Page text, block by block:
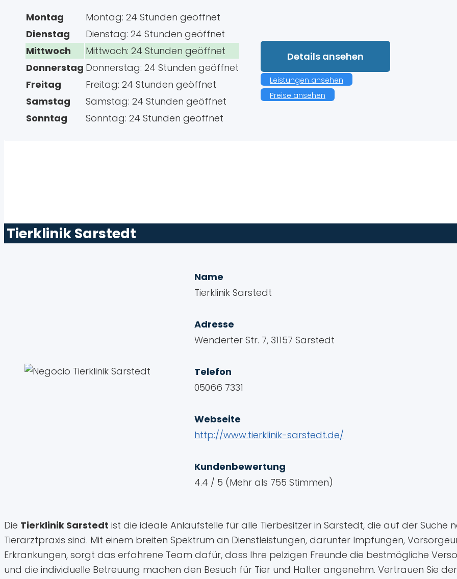
Montag
Montag: 24 Stunden geöffnet
Dienstag
Dienstag: 24 Stunden geöffnet
Mittwoch
Mittwoch: 24 Stunden geöffnet
Donnerstag Donnerstag: 24 Stunden geöffnet
Freitag
Freitag: 24 Stunden geöffnet
Samstag
Samstag: 24 Stunden geöffnet
Sonntag
Sonntag: 24 Stunden geöffnet
Details ansehen
Leistungen ansehen
Preise ansehen
Tierklinik Sarstedt
Name
Tierklinik Sarstedt
Adresse
Wenderter Str. 7, 31157 Sarstedt
Telefon
05066 7331
Webseite
http://www.tierklinik-sarstedt.de/
Kundenbewertung
4.4 / 5 (Mehr als 755 Stimmen)
Die Tierklinik Sarstedt ist die ideale Anlaufstelle für alle Tierbesitzer in Sarstedt, die auf der
Tierarztpraxis sind. Mit einem breiten Spektrum an Dienstleistungen, darunter Impfungen,
Erkrankungen, sorgt das erfahrene Team dafür, dass Ihre pelzigen Freunde die bestmögliche
und die individuelle Betreuung machen den Besuch für Tier und Halter angenehm. Vertrauen Sie der